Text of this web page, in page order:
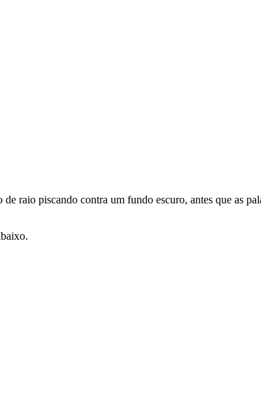
raio piscando contra um fundo escuro, antes que as